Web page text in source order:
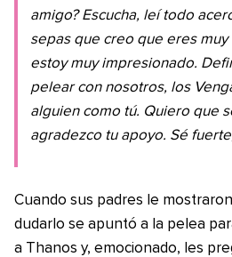
amigo? Escucha, leí todo
sepas que creo que eres
estoy muy impresionado.
pelear con nosotros, los
alguien como tú. Quiero que
agradezco tu apoyo. Sé
Cuando sus padres le
dudarlo se apuntó a la pelea
a Thanos y, emocionado, les